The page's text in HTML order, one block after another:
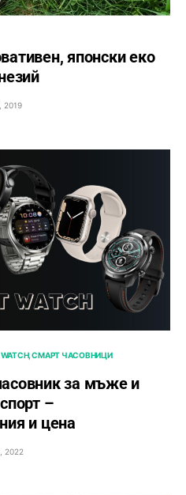
японски еко
2019
СМАРТ ЧАСОВНИЦИ
за мъже и
–
и цена
2022